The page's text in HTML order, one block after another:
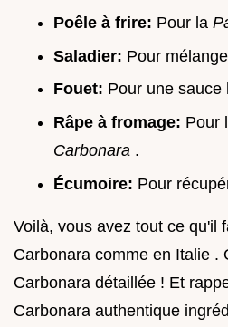
Poêle à frire: Pour la
Saladier: Pour
Fouet: Pour une sauce
Râpe à fromage: Pour
Carbonara .
Écumoire: Pour
Voilà, vous avez tout ce qu'il
Carbonara comme en Italie .
Carbonara détaillée ! Et
Carbonara authentique